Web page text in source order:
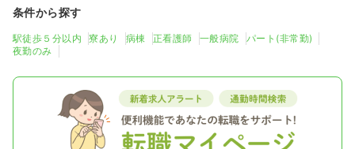
条件から探す
駅徒歩５分以内 寮あり 病棟 正看護師 一般病院
パート(非常勤)
夜勤のみ